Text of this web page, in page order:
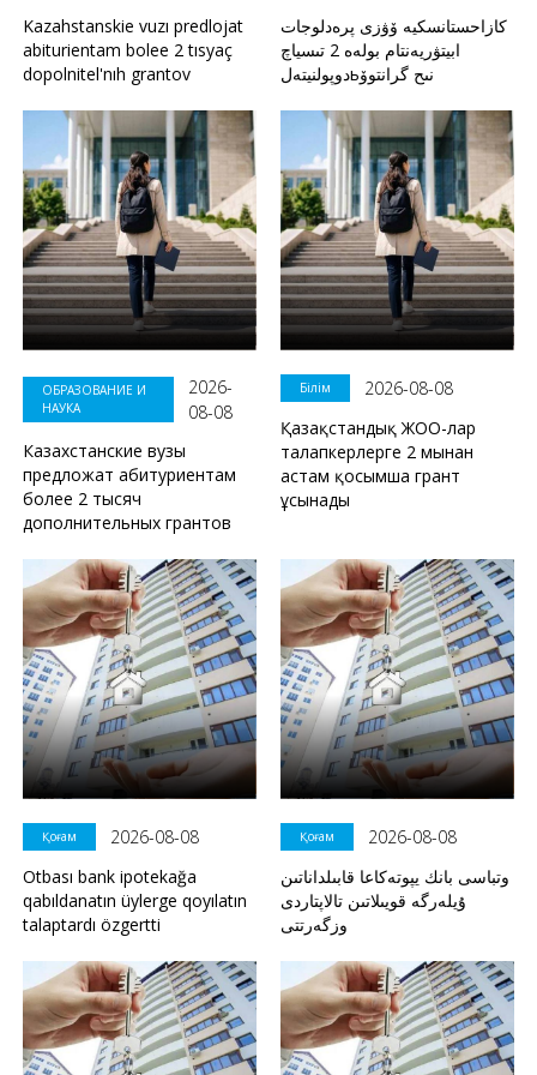
Kazahstanskie vuzı predlojat
abiturientam bolee 2 tısyaç
dopolnitel'nıh grantov
كازاحستانسكيە ۆۋزى پرەدلوجات
ابيتۋريەنتام بولەە 2 تىسياچ
دوپولنيتەلьنىح گرانتوۆ
ОБРАЗОВАНИЕ И
НАУКА
2026-
08-08
Казахстанские вузы
предложат абитуриентам
более 2 тысяч
дополнительных грантов
Білім
2026-08-08
Қазақстандық ЖОО-лар
талапкерлерге 2 мыңнан
астам қосымша грант
ұсынады
Қоғам
2026-08-08
Otbası bank ipotekağa
qabıldanatın üylerge qoyılatın
talaptardı özgertti
Қоғам
2026-08-08
وتباسى بانك يپوتەكاعا قابىلداناتىن
ۇيلەرگە قويىلاتىن تالاپتاردى
وزگەرتتى